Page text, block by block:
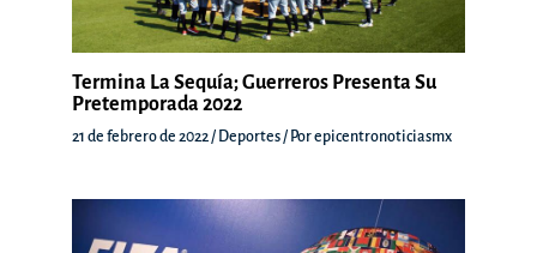
Termina La Sequía; Guerreros Presenta Su
Pretemporada 2022
21 de febrero de 2022/ Deportes/ Porepicentronoticiasmx